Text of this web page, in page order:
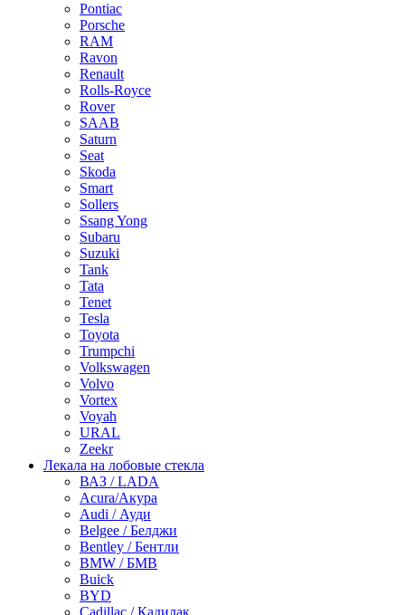
Pontiac
Porsche
RAM
Ravon
Renault
Rolls-Royce
Rover
SAAB
Saturn
Seat
Skoda
Smart
Sollers
Ssang Yong
Subaru
Suzuki
Tank
Tata
Tenet
Tesla
Toyota
Trumpchi
Volkswagen
Volvo
Vortex
Voyah
URAL
Zeekr
Лекала на лобовые стекла
ВАЗ / LADA
Acura/Акура
Audi / Ауди
Belgee / Белджи
Bentley / Бентли
BMW / БМВ
Buick
BYD
Cadillac / Кадилак